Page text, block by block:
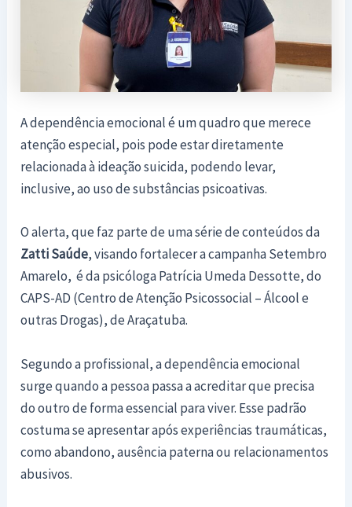
A dependência emocional é um quadro que merece
atenção especial, pois pode estar diretamente
relacionada à ideação suicida, podendo levar,
inclusive, ao uso de substâncias psicoativas.
O alerta, que faz parte de uma série de conteúdos da
Zatti Saúde, visando fortalecer a campanha Setembro
Amarelo, é da psicóloga Patrícia Umeda Dessotte, do
CAPS-AD (Centro de Atenção Psicossocial – Álcool e
outras Drogas), de Araçatuba.
Segundo a profissional, a dependência emocional
surge quando a pessoa passa a acreditar que precisa
do outro de forma essencial para viver. Esse padrão
costuma se apresentar após experiências traumáticas,
como abandono, ausência paterna ou relacionamentos
abusivos.